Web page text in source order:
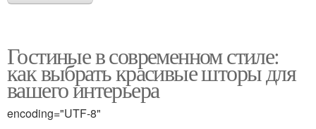
Гостиные в современном стиле:
как выбрать красивые шторы для
вашего интерьера
encoding="UTF-8"